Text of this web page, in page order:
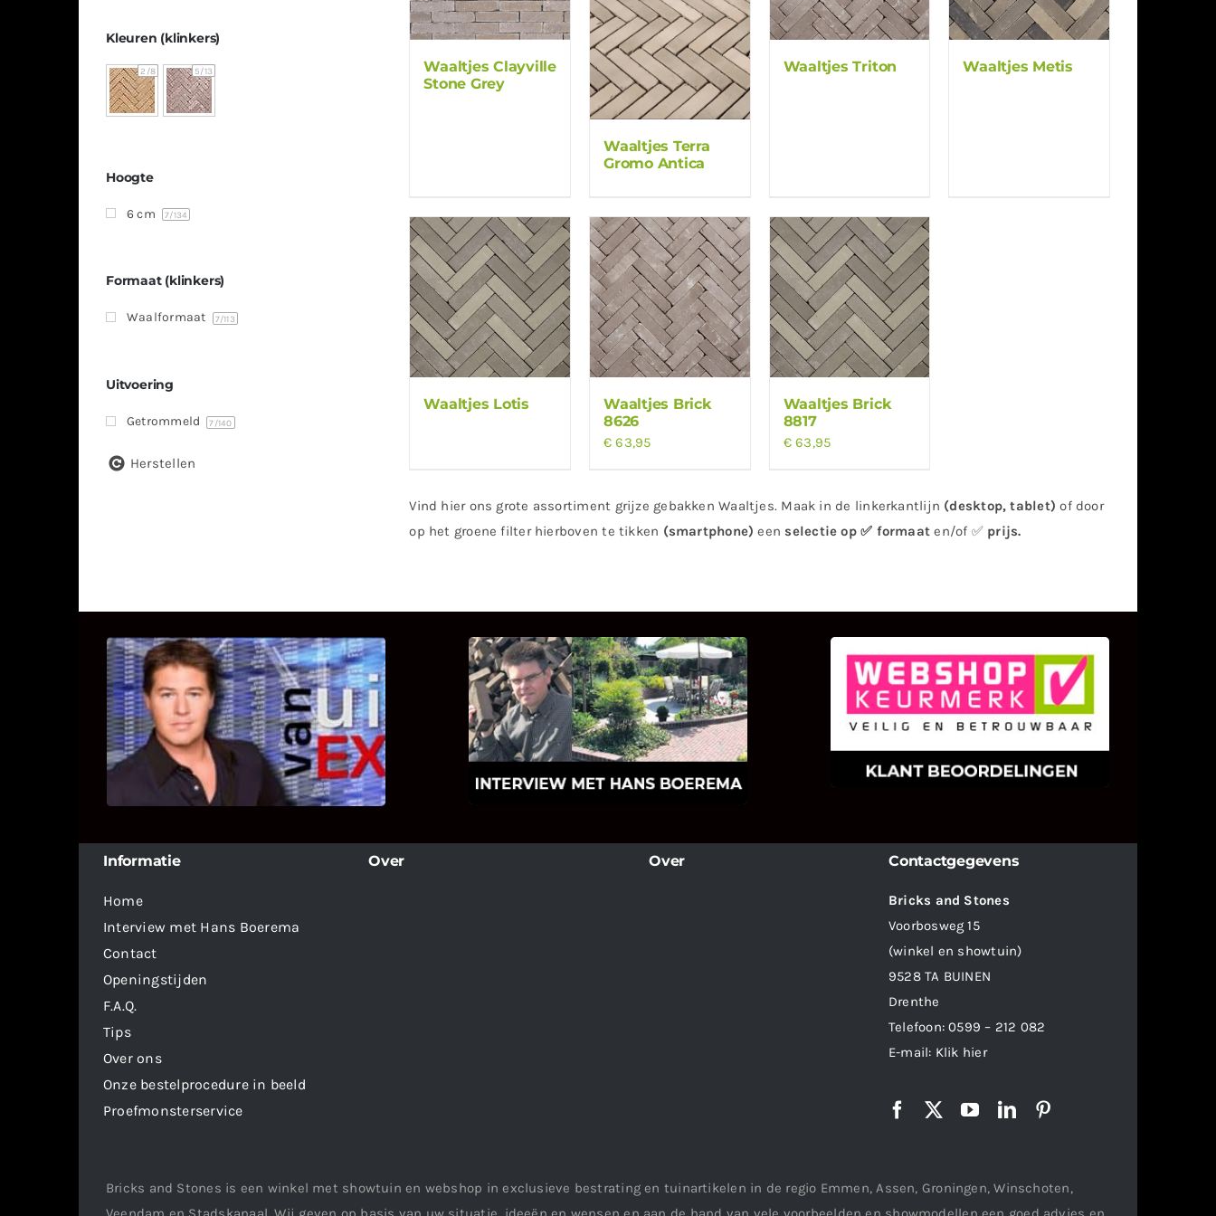
Waaltjes Clayville
Stone Grey
Waaltjes Terra
Gromo Antica
Waaltjes Triton Waaltjes Metis
Waaltjes Lotis
Waaltjes Brick
8626
€ 63,95
Waaltjes Brick
8817
€63,95
Vind hier ons grote assortiment grijze gebakken Waaltjes. Maak in de linkerkantlijn (desktop, tablet) of door
op het groene filter hierboven te tikken (smartphone) een selectie op ✅ formaat en/of ✅prijs.
Kleuren (klinkers)
2 /8 5/13
Hoogte
6 cm 7/134
Formaat (klinkers)
Waalformaat 7/113
Uitvoering
Getrommeld 7/140
Herstellen
UITSTEL VAN EXECUTIE
Bekijk hier de fragmenten van de
deelname van Bricks and Stones aan
dit programma.
INTERVIEW MET HANS
BOEREMA
Hoe Bricks and Stones ontstaan is en
wat Hans Boerema motiveert in de
wereld van klinkers en tegels!
KLANT BEOORDELINGEN
We zijn er zeer op gesteld om te
weten wat u als klant van ons en
onze diensten vindt.
Informatie
Home
Interview met Hans Boerema
Contact
Openingstijden
F.A.Q.
Tips
Over ons
Onze bestelprocedure in beeld
Proefmonsterservice
Over Over Contactgegevens
Bricks and Stones
Voorbosweg 15
(winkel en showtuin)
9528 TA BUINEN
Drenthe
Telefoon:0599 – 212 082
E-mail: Klik hier
Bricks and Stones is een winkel met showtuin en webshop in exclusieve bestrating en tuinartikelen in de regio Emmen, Assen, Groningen, Winschoten,